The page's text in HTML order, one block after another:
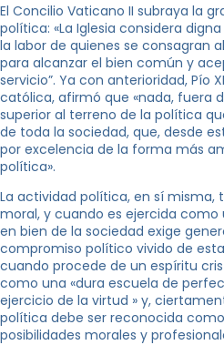
El Concilio Vaticano II subraya la
política: «La Iglesia considera
la labor de quienes se consagran
para alcanzar el bien común y
servicio”. Ya con anterioridad, Pío
católica, afirmó que «nada, fuera
superior al terreno de la política
de toda la sociedad, que, desde
por excelencia de la forma más
política».
La actividad política, en sí misma,
moral, y cuando es ejercida
en bien de la sociedad exige
compromiso político vivido de
cuando procede de un espíritu
como una «dura escuela de
ejercicio de la virtud » y,
política debe ser reconocida
posibilidades morales y